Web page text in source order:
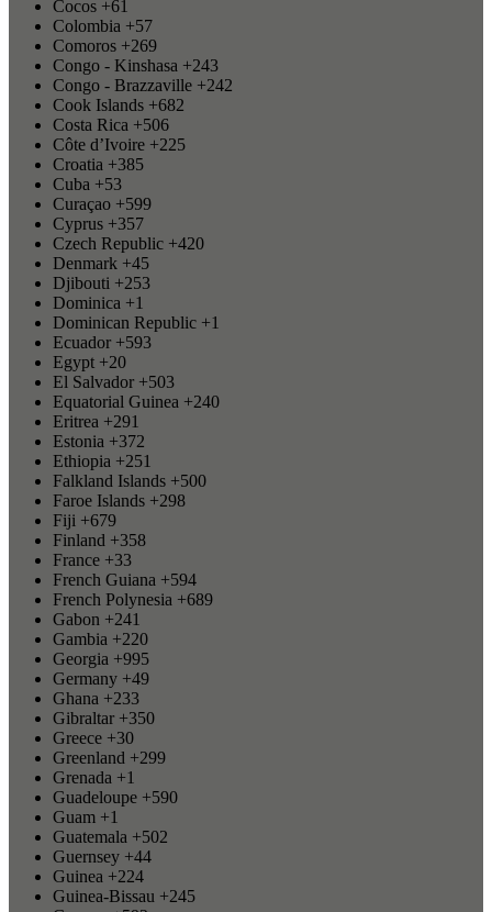
Cocos +61
Colombia +57
Comoros +269
Congo - Kinshasa +243
Congo - Brazzaville +242
Cook Islands +682
Costa Rica +506
Côte d’Ivoire +225
Croatia +385
Cuba +53
Curaçao +599
Cyprus +357
Czech Republic +420
Denmark +45
Djibouti +253
Dominica +1
Dominican Republic +1
Ecuador +593
Egypt +20
El Salvador +503
Equatorial Guinea +240
Eritrea +291
Estonia +372
Ethiopia +251
Falkland Islands +500
Faroe Islands +298
Fiji +679
Finland +358
France +33
French Guiana +594
French Polynesia +689
Gabon +241
Gambia +220
Georgia +995
Germany +49
Ghana +233
Gibraltar +350
Greece +30
Greenland +299
Grenada +1
Guadeloupe +590
Guam +1
Guatemala +502
Guernsey +44
Guinea +224
Guinea-Bissau +245